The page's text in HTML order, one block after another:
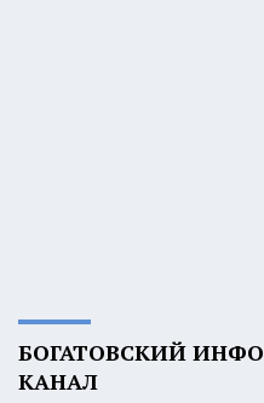
БОГАТОВСКИЙ
КАНАЛ